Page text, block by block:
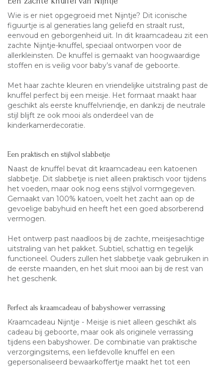
Wie is er niet opgegroeid met Nijntje? Dit iconische
figuurtje is al generaties lang geliefd en straalt rust,
eenvoud en geborgenheid uit. In dit kraamcadeau zit een
zachte Nijntje-knuffel, speciaal ontworpen voor de
allerkleinsten. De knuffel is gemaakt van hoogwaardige
stoffen en is veilig voor baby’s vanaf de geboorte.
Met haar zachte kleuren en vriendelijke uitstraling past de
knuffel perfect bij een meisje. Het formaat maakt haar
geschikt als eerste knuffelvriendje, en dankzij de neutrale
stijl blijft ze ook mooi als onderdeel van de
kinderkamerdecoratie.
Een praktisch en stijlvol slabbetje
Naast de knuffel bevat dit kraamcadeau een katoenen
slabbetje. Dit slabbetje is niet alleen praktisch voor tijdens
het voeden, maar ook nog eens stijlvol vormgegeven.
Gemaakt van 100% katoen, voelt het zacht aan op de
gevoelige babyhuid en heeft het een goed absorberend
vermogen.
Het ontwerp past naadloos bij de zachte, meisjesachtige
uitstraling van het pakket. Subtiel, schattig en tegelijk
functioneel. Ouders zullen het slabbetje vaak gebruiken in
de eerste maanden, en het sluit mooi aan bij de rest van
het geschenk.
Perfect als kraamcadeau of babyshower verrassing
Kraamcadeau Nijntje - Meisje is niet alleen geschikt als
cadeau bij geboorte, maar ook als originele verrassing
tijdens een babyshower. De combinatie van praktische
verzorgingsitems, een liefdevolle knuffel en een
gepersonaliseerd bewaarkoffertje maakt het tot een